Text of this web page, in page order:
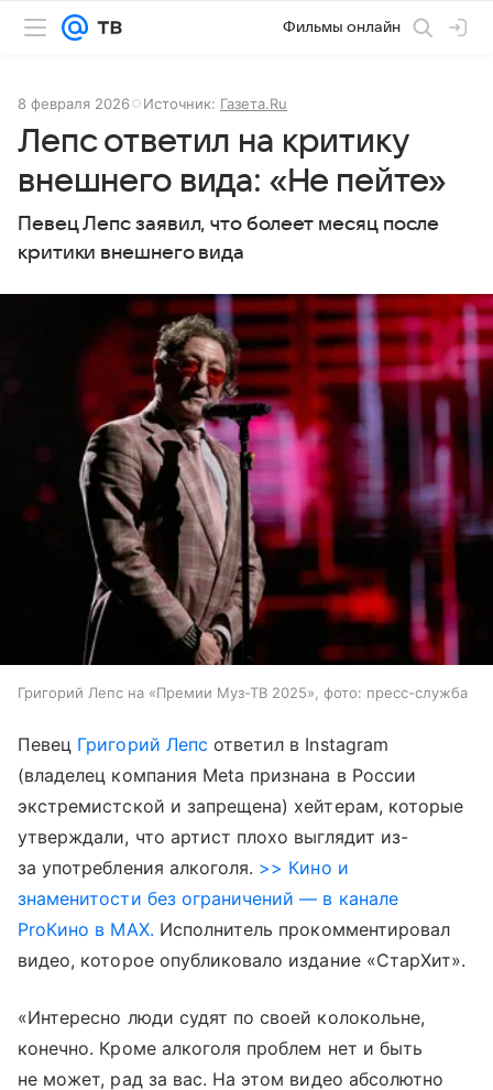
Фильмы онлайн
8 февраля 2026 Источник: Газета.Ru
Лепс ответил на критику
внешнего вида: «Не пейте»
Певец Лепс заявил, что болеет месяц после
критики внешнего вида
Григорий Лепс на «Премии Муз-ТВ 2025», фото: пресс-служба
Певец Григорий Лепс ответил в Instagram
(владелец компания Meta признана в России
экстремистской и запрещена) хейтерам, которые
утверждали, что артист плохо выглядит из-
за употребления алкоголя. >> Кино и
знаменитости без ограничений — в канале
ProКино в MAX. Исполнитель прокомментировал
видео, которое опубликовало издание «СтарХит».
«Интересно люди судят по своей колокольне,
конечно. Кроме алкоголя проблем нет и быть
не может, рад за вас. На этом видео абсолютно